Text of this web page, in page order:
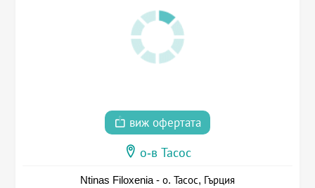
виж офертата
о-в Тасос
Ntinas Filoxenia - о. Тасос, Гърция